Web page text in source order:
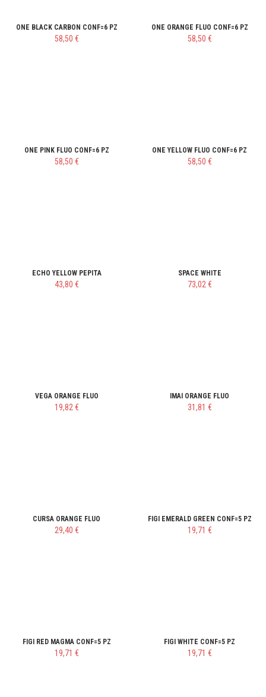
ONE BLACK CARBON CONF=6 PZ
58,50 €
ONE ORANGE FLUO CONF=6 PZ
58,50 €
ONE PINK FLUO CONF=6 PZ
58,50 €
ONE YELLOW FLUO CONF=6 PZ
58,50 €
ECHO YELLOW PEPITA
43,80 €
SPACE WHITE
73,02 €
VEGA ORANGE FLUO
19,82 €
IMAI ORANGE FLUO
31,81 €
CURSA ORANGE FLUO
29,40 €
FIGI EMERALD GREEN CONF=5 PZ
19,71 €
FIGI RED MAGMA CONF=5 PZ
19,71 €
FIGI WHITE CONF=5 PZ
19,71 €